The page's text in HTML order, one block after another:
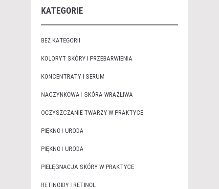
KATEGORIE
BEZ KATEGORII
KOLORYT SKÓRY I PRZEBARWIENIA
KONCENTRATY I SERUM
NACZYNKOWA I SKÓRA WRAŻLIWA
OCZYSZCZANIE TWARZY W PRAKTYCE
PIĘKNO I URODA
PIĘKNO I URODA
PIELĘGNACJA SKÓRY W PRAKTYCE
RETINOIDY I RETINOL